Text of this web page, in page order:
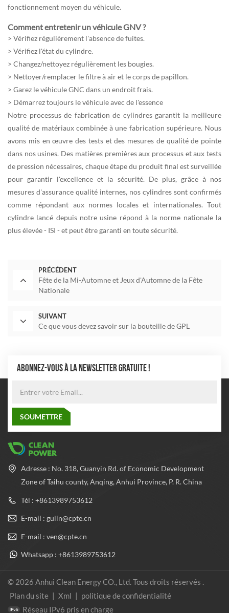
fonctionnement moyen du véhicule.
Comment entretenir un véhicule GNV ?
> Vérifiez régulièrement l'absence de fuites.
> Vérifiez l'état du cylindre.
> Changez/nettoyez régulièrement les bougies.
> Nettoyer/remplacer le filtre à air et le corps de papillon.
> Garez le véhicule GNC dans un endroit frais.
> Démarrez toujours le véhicule avec de l'essence
Notre processus de fabrication de cylindres garantit la meilleure
qualité de matériaux combinée à une fabrication supérieure. Nous
avons mis en œuvre des tests et des mesures de qualité de pointe
dans nos usines. Des matières premières aux processus et aux tests
de pression nécessaires, chaque étape du produit final est surveillée
pour garantir l'excellence et la sécurité. De plus, grâce à nos
mesures d'assurance qualité internes, nos cylindres sont confirmés
comme répondant aux normes locales et internationales. Tout
cylindre lancé depuis notre usine répond à la norme nationale la
plus élevée - ISI - et peut être garanti en toute sécurité.
PRÉCÉDENT
Fête de la Mi-Automne et Jeux d'Automne de la Fête
Nationale
SUIVANT
Ce que vous devez savoir sur la bouteille de GPL
ABONNEZ-VOUS À LA NEWSLETTER GRATUITE !
Adresse : No. 318, Guanyin Rd. of Economic Development
Zone of Taihu county, Anqing, Anhui Province, P. R. China
Tél : +8613989753612
E-mail : gulin@cpte.cn
E-mail : ven@cpte.cn
Whatsapp : +8613989753612
© 2026 Anhui Clean Energy CO., Ltd. Tous droits réservés .
Plan du site | Xml | politique de confidentialité
Réseau IPv6 pris en charge